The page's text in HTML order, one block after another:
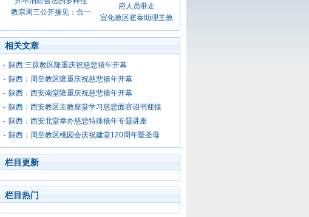
教宗周三公开接见：合一
宣化教区崔泰助理主教
相关文章
陕西:三原教区隆重庆祝慈悲禧年开幕
陕西：周至教区隆重庆祝慈悲禧年开幕
陕西：西安南堂隆重庆祝慈悲禧年开幕
陕西：西安教区主教座堂学习慈悲面容诏书迎接
陕西：西安北堂举办慈悲特殊禧年专题讲座
陕西：周至教区桃园会庆祝建堂120周年暨圣母
栏目更新
栏目热门